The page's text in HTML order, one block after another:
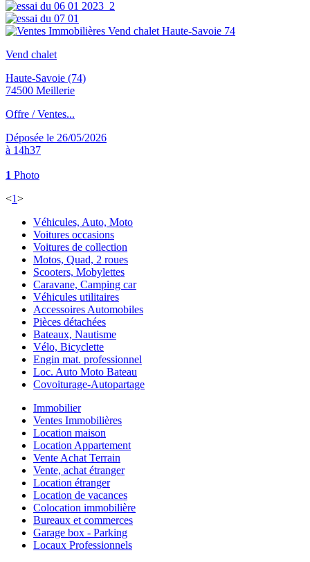
Vend chalet
Haute-Savoie (74)
74500 Meillerie
Offre / Ventes...
Déposée le 26/05/2026
à 14h37
1 Photo
<1>
Véhicules, Auto, Moto
Voitures occasions
Voitures de collection
Motos, Quad, 2 roues
Scooters, Mobylettes
Caravane, Camping car
Véhicules utilitaires
Accessoires Automobiles
Pièces détachées
Bateaux, Nautisme
Vélo, Bicyclette
Engin mat. professionnel
Loc. Auto Moto Bateau
Covoiturage-Autopartage
Immobilier
Ventes Immobilières
Location maison
Location Appartement
Vente Achat Terrain
Vente, achat étranger
Location étranger
Location de vacances
Colocation immobilière
Bureaux et commerces
Garage box - Parking
Locaux Professionnels